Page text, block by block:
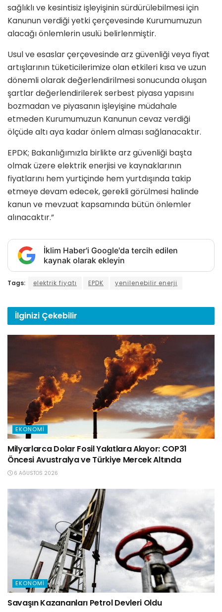
sağlıklı ve kesintisiz işleyişinin sürdürülebilmesi için
Kanunun verdiği yetki çerçevesinde Kurumumuzun
alacağı önlemlerin usulü belirlenmiştir.
Usul ve esaslar çerçevesinde arz güvenliği veya fiyat
artışlarının tüketicilerimize olan etkileri kısa ve uzun
dönemli olarak değerlendirilmesi sonucunda oluşan
şartlar değerlendirilerek serbest piyasa yapısını
bozmadan ve piyasanın işleyişine müdahale
etmeden Kurumumuzun Kanunun cevaz verdiği
ölçüde altı aya kadar önlem alması sağlanacaktır.
EPDK; Bakanlığımızla birlikte arz güvenliği başta
olmak üzere elektrik enerjisi ve kaynaklarının
fiyatlarını hem yurtiçinde hem yurtdışında takip
etmeye devam edecek, gerekli görülmesi halinde
kanun ve mevzuat kapsamında bütün önlemler
alınacaktır.”
İklim Haber'i Google'da tercih edilen
kaynak olarak ekleyin
Tags: elektrik fiyatı EPDK yenilenebilir enerji
İlginizi Çekebilir
EKONOMI
Milyarlarca Dolar Fosil Yakıtlara Akıyor: COP31
Öncesi Avustralya ve Türkiye Mercek Altında
6 AĞUSTOS 2026
EKONOMI
Savaşın Kazananları Petrol Devleri Oldu